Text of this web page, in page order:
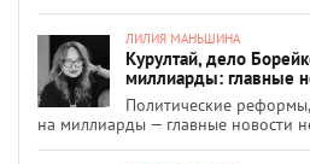
ЛИЛИЯ МАНЬШИНА
Курултай, дело
миллиарды: главные
Политические
на миллиарды — главные новости